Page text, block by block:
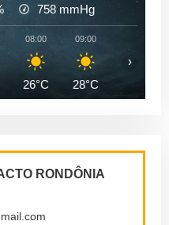
758 mmHg
08:00
26°C
09:00
28°C
›
RONDÔNIA